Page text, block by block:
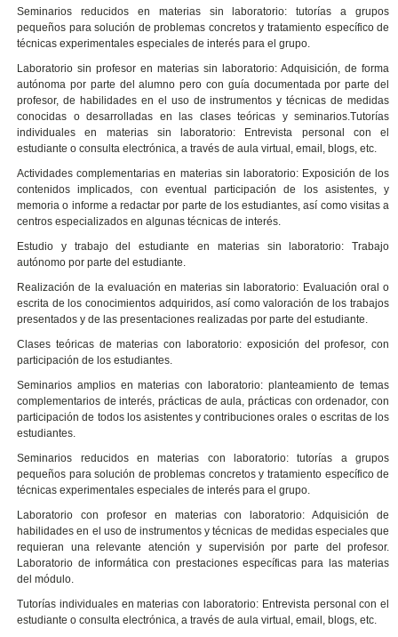
Seminarios reducidos en materias sin laboratorio: tutorías a grupos
pequeños para solución de problemas concretos y tratamiento específico de
técnicas experimentales especiales de interés para el grupo.
Laboratorio sin profesor en materias sin laboratorio: Adquisición, de forma
autónoma por parte del alumno pero con guía documentada por parte del
profesor, de habilidades en el uso de instrumentos y técnicas de medidas
conocidas o desarrolladas en las clases teóricas y seminarios.Tutorías
individuales en materias sin laboratorio: Entrevista personal con el
estudiante o consulta electrónica, a través de aula virtual, email, blogs, etc.
Actividades complementarias en materias sin laboratorio: Exposición de los
contenidos implicados, con eventual participación de los asistentes, y
memoria o informe a redactar por parte de los estudiantes, así como visitas a
centros especializados en algunas técnicas de interés.
Estudio y trabajo del estudiante en materias sin laboratorio: Trabajo
autónomo por parte del estudiante.
Realización de la evaluación en materias sin laboratorio: Evaluación oral o
escrita de los conocimientos adquiridos, así como valoración de los trabajos
presentados y de las presentaciones realizadas por parte del estudiante.
Clases teóricas de materias con laboratorio: exposición del profesor, con
participación de los estudiantes.
Seminarios amplios en materias con laboratorio: planteamiento de temas
complementarios de interés, prácticas de aula, prácticas con ordenador, con
participación de todos los asistentes y contribuciones orales o escritas de los
estudiantes.
Seminarios reducidos en materias con laboratorio: tutorías a grupos
pequeños para solución de problemas concretos y tratamiento específico de
técnicas experimentales especiales de interés para el grupo.
Laboratorio con profesor en materias con laboratorio: Adquisición de
habilidades en el uso de instrumentos y técnicas de medidas especiales que
requieran una relevante atención y supervisión por parte del profesor.
Laboratorio de informática con prestaciones específicas para las materias
del módulo.
Tutorías individuales en materias con laboratorio: Entrevista personal con el
estudiante o consulta electrónica, a través de aula virtual, email, blogs, etc.